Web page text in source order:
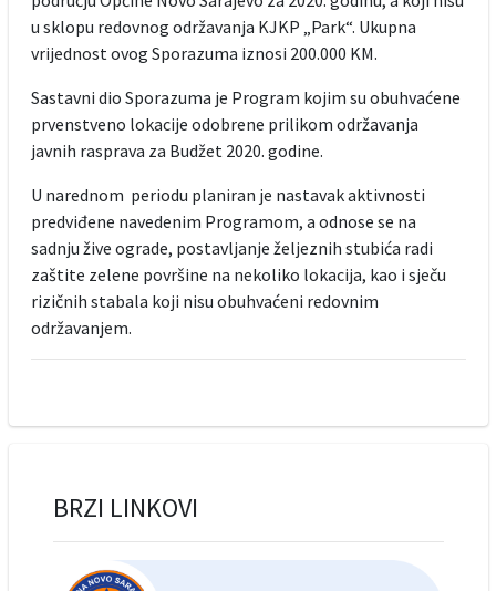
u sklopu redovnog održavanja KJKP „Park“. Ukupna
vrijednost ovog Sporazuma iznosi 200.000 KM.
Sastavni dio Sporazuma je Program kojim su obuhvaćene
prvenstveno lokacije odobrene prilikom održavanja
javnih rasprava za Budžet 2020. godine.
U narednom periodu planiran je nastavak aktivnosti
predviđene navedenim Programom, a odnose se na
sadnju žive ograde, postavljanje željeznih stubića radi
zaštite zelene površine na nekoliko lokacija, kao i sječu
rizičnih stabala koji nisu obuhvaćeni redovnim
održavanjem.
BRZI LINKOVI